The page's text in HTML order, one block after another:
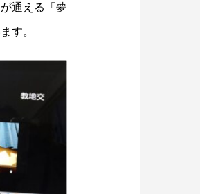
通える「夢
す。